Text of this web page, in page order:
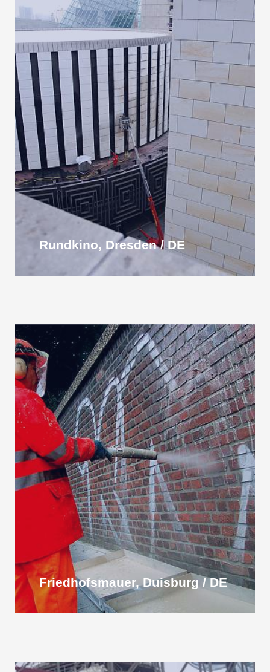
Rundkino, Dresden / DE
Friedhofsmauer, Duisburg / DE